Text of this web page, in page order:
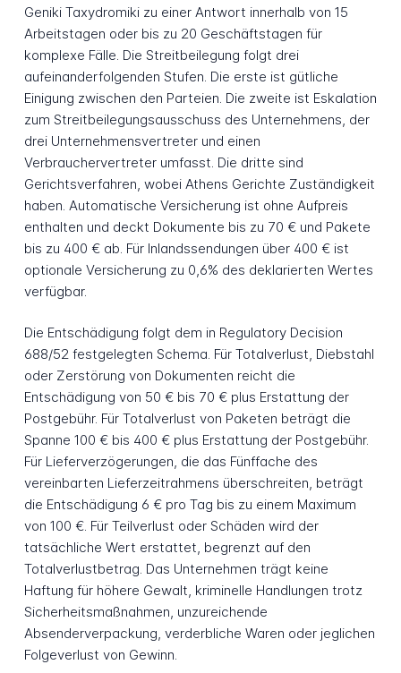
Geniki Taxydromiki zu einer Antwort innerhalb von 15
Arbeitstagen oder bis zu 20 Geschäftstagen für
komplexe Fälle. Die Streitbeilegung folgt drei
aufeinanderfolgenden Stufen. Die erste ist gütliche
Einigung zwischen den Parteien. Die zweite ist Eskalation
zum Streitbeilegungsausschuss des Unternehmens, der
drei Unternehmensvertreter und einen
Verbrauchervertreter umfasst. Die dritte sind
Gerichtsverfahren, wobei Athens Gerichte Zuständigkeit
haben. Automatische Versicherung ist ohne Aufpreis
enthalten und deckt Dokumente bis zu 70 € und Pakete
bis zu 400 € ab. Für Inlandssendungen über 400 € ist
optionale Versicherung zu 0,6% des deklarierten Wertes
verfügbar.
Die Entschädigung folgt dem in Regulatory Decision
688/52 festgelegten Schema. Für Totalverlust, Diebstahl
oder Zerstörung von Dokumenten reicht die
Entschädigung von 50 € bis 70 € plus Erstattung der
Postgebühr. Für Totalverlust von Paketen beträgt die
Spanne 100 € bis 400 € plus Erstattung der Postgebühr.
Für Lieferverzögerungen, die das Fünffache des
vereinbarten Lieferzeitrahmens überschreiten, beträgt
die Entschädigung 6 € pro Tag bis zu einem Maximum
von 100 €. Für Teilverlust oder Schäden wird der
tatsächliche Wert erstattet, begrenzt auf den
Totalverlustbetrag. Das Unternehmen trägt keine
Haftung für höhere Gewalt, kriminelle Handlungen trotz
Sicherheitsmaßnahmen, unzureichende
Absenderverpackung, verderbliche Waren oder jeglichen
Folgeverlust von Gewinn.